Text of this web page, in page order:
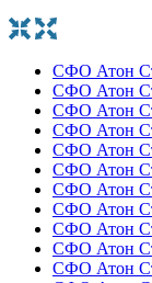
СФО Атон
СФО Атон
СФО Атон
СФО Атон
СФО Атон
СФО Атон
СФО Атон
СФО Атон
СФО Атон
СФО Атон
СФО Атон